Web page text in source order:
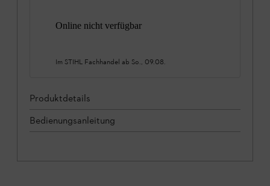
Online nicht verfügbar
Im STIHL Fachhandel ab So., 09.08.
Produktdetails
Bedienungsanleitung